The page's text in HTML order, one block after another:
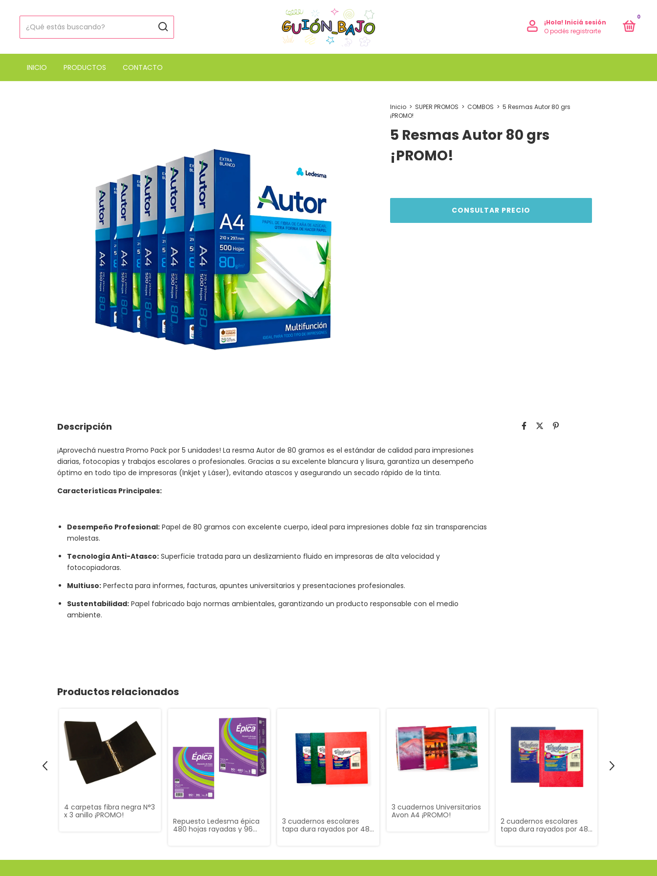
¡Hola! Iniciá sesión
O podés registrarte
0
INICIO PRODUCTOS CONTACTO
Inicio > SUPER PROMOS > COMBOS > 5 Resmas Autor 80 grs
¡PROMO!
5 Resmas Autor 80 grs
¡PROMO!
Descripción
¡Aprovechá nuestra Promo Pack por 5 unidades! La resma Autor de 80 gramos es el estándar de calidad para impresiones
diarias, fotocopias y trabajos escolares o profesionales. Gracias a su excelente blancura y lisura, garantiza un desempeño
óptimo en todo tipo de impresoras (Inkjet y Láser), evitando atascos y asegurando un secado rápido de la tinta.
Características Principales:
Desempeño Profesional: Papel de 80 gramos con excelente cuerpo, ideal para impresiones doble faz sin transparencias
molestas.
Tecnología Anti-Atasco: Superficie tratada para un deslizamiento fluido en impresoras de alta velocidad y
fotocopiadoras.
Multiuso: Perfecta para informes, facturas, apuntes universitarios y presentaciones profesionales.
Sustentabilidad: Papel fabricado bajo normas ambientales, garantizando un producto responsable con el medio
ambiente.
Productos relacionados
4 carpetas fibra negra N°3
x 3 anillo ¡PROMO!
Repuesto Ledesma épica
480 hojas rayadas y 96
3 cuadernos escolares
tapa dura rayados por 48
3 cuadernos Universitarios
Avon A4 ¡PROMO!
2 cuadernos escolares
tapa dura rayados por 48